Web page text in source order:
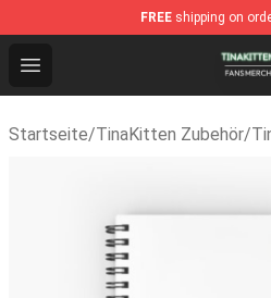
FREE shipping on
Open menu
TinaKitten Shop - Official
Startseite/TinaKitten Zubehör/